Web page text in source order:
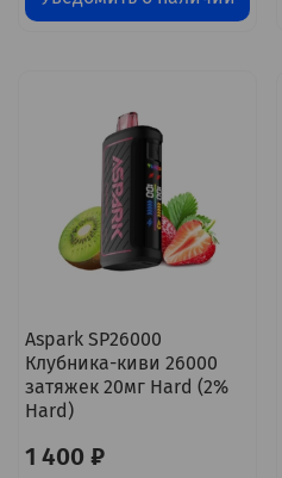
Aspark SP26000
Клубника-киви 26000
затяжек 20мг Hard (2%
Hard)
1 400 ₽